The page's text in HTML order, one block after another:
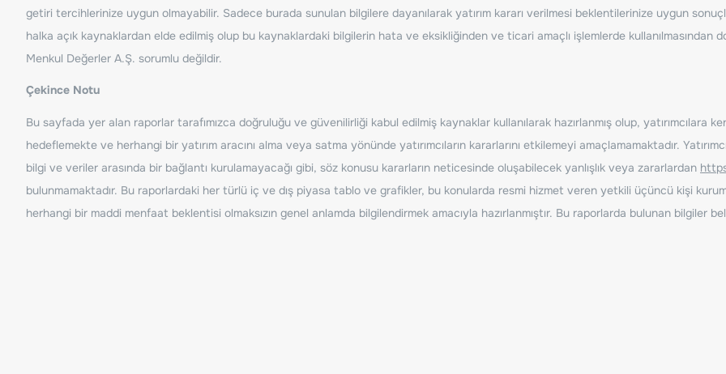
getiri tercihlerinize uygun olmayabilir. Sadece burada sunulan bilgilere dayanılarak yatırım kararı verilmesi beklentilerinize uygun
halka açık kaynaklardan elde edilmiş olup bu kaynaklardaki bilgilerin hata ve eksikliğinden ve ticari amaçlı işlemlerde
Menkul Değerler A.Ş. sorumlu değildir.
Çekince Notu
Bu sayfada yer alan raporlar tarafımızca doğruluğu ve güvenilirliği kabul edilmiş kaynaklar kullanılarak hazırlanmış olup, yatırımcılara
hedeflemekte ve herhangi bir yatırım aracını alma veya satma yönünde yatırımcıların kararlarını etkilemeyi amaçlamamaktadır.
bilgi ve veriler arasında bir bağlantı kurulamayacağı gibi, söz konusu kararların neticesinde oluşabilecek yanlışlık veya zararlardan
bulunmamaktadır. Bu raporlardaki her türlü iç ve dış piyasa tablo ve grafikler, bu konularda resmi hizmet veren yetkili üçüncü kişi
herhangi bir maddi menfaat beklentisi olmaksızın genel anlamda bilgilendirmek amacıyla hazırlanmıştır. Bu raporlarda bulunan bilgiler